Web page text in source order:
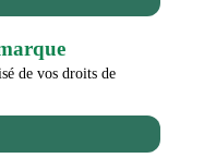
de vos droits de